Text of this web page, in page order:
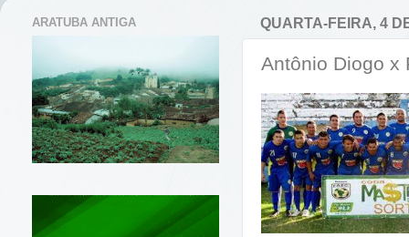
QUARTA-FEIRA, 4
Antônio Diogo x
ARATUBA ANTIGA